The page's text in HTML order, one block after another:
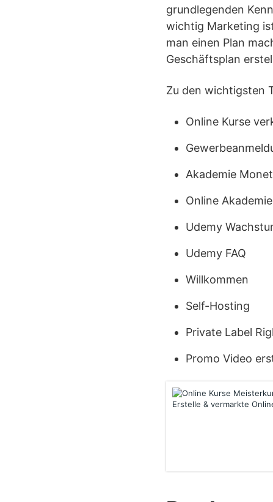
grundlegenden
wichtig Marketing
man einen Plan
Geschäftsplan
Zu den wichtigsten
Online Kurse
Akademie
Online
Udemy
Udemy FAQ
Willkommen
Self-Hosting
Private Label
Promo Video